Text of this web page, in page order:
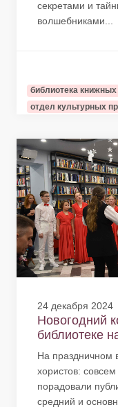
секретами и
волшебниками...
библиотека книжных
отдел культурных
24 декабря 2024
Новогодний
библиотеке
На праздничном
хористов:
порадовали
средний и